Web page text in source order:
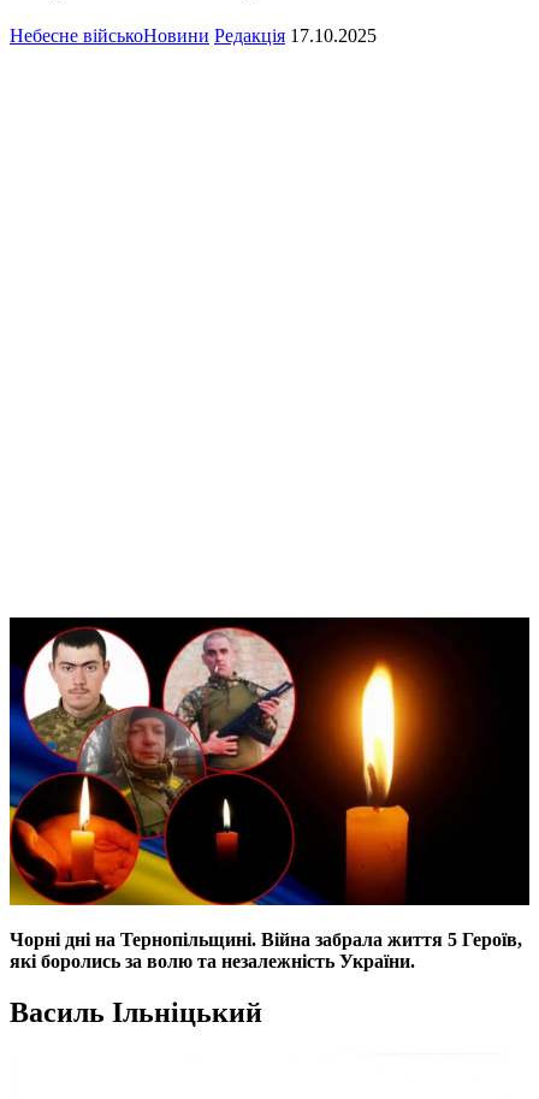
Небесне військоНовини Редакція 17.10.2025
Чорні дні на Тернопільщині. Війна забрала життя 5 Героїв,
які боролись за волю та незалежність України.
Василь Ільніцький